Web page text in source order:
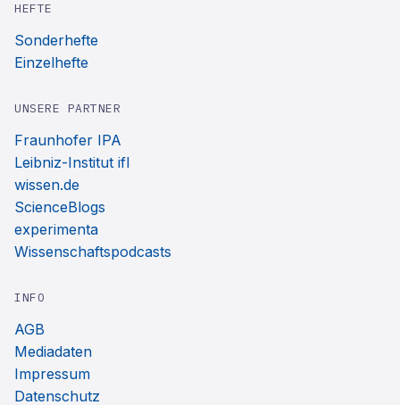
HEFTE
Sonderhefte
Einzelhefte
UNSERE PARTNER
Fraunhofer IPA
Leibniz-Institut ifl
wissen.de
ScienceBlogs
experimenta
Wissenschaftspodcasts
INFO
AGB
Mediadaten
Impressum
Datenschutz